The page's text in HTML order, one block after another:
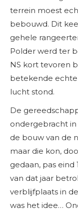
terrein moest
bebouwd. Dit
gehele
Polder werd ter
NS kort tevoren
betekende
lucht stond.
De
ondergebracht
de bouw van de
maar die kon,
gedaan, pas
van dat jaar
verblijfplaats in
was het idee…